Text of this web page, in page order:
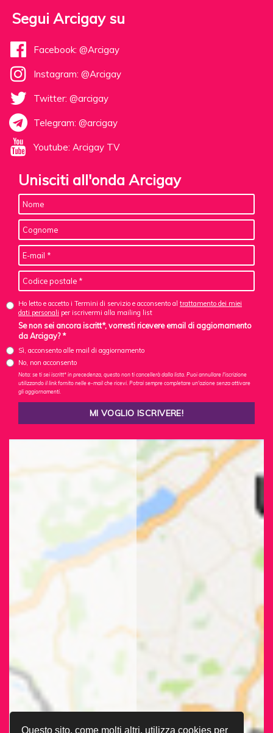
Questo sito, come molti altri, utilizza cookies per
Segui Arcigay su
Facebook: @Arcigay
Instagram: @Arcigay
Twitter: @arcigay
Telegram: @arcigay
Youtube: Arcigay TV
Unisciti all'onda Arcigay
Ho letto e accetto i Termini di servizio e acconsento al trattamento dei miei
dati personali per iscrivermi alla mailing list
Se non sei ancora iscritt*, vorresti ricevere email di aggiornamento
da Arcigay? *
Sì, acconsento alle mail di aggiornamento
No, non acconsento
Nota: se ti sei iscritt* in precedenza, questo non ti cancellerà dalla lista. Puoi annullare l'iscrizione
utilizzando il link fornito nelle e-mail che ricevi. Potrai sempre completare un'azione senza attivare
gli aggiornamenti.